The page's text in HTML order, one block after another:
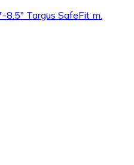
8.5" Targus SafeFit m.